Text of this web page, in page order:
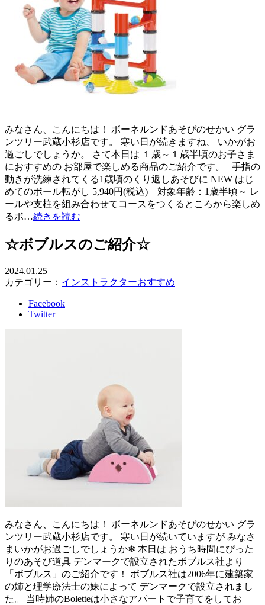
みなさん、こんにちは！ ボーネルンドあそびのせかい グラ
ンツリー武蔵小杉店です。 寒い日が続きますね、 いかがお
過ごしでしょうか。 さて本日は １歳～１歳半頃のお子さま
におすすめの お部屋で楽しめる商品のご紹介です。 手指の
動きが洗練されてくる1歳頃のくり返しあそびに NEW はじ
めてのボール転がし 5,940円(税込) 対象年齢：1歳半頃～ レ
ールや支柱を組み合わせてコースをつくるところから楽しめ
るボ…続きを読む
☆ボブルスのご紹介☆
2024.01.25
カテゴリー： インストラクターおすすめ
Facebook
Twitter
みなさん、こんにちは！ ボーネルンドあそびのせかい グラ
ンツリー武蔵小杉店です。 寒い日が続いていますが みなさ
まいかがお過ごしでしょうか❄ 本日は おうち時間にぴった
りのあそび道具 デンマークで設立されたボブルス社より
「ボブルス」のご紹介です！ ボブルス社は2006年に建築家
の姉と理学療法士の妹によって デンマークで設立されまし
た。 当時姉のBoletteは小さなアパートで子育てをしてお